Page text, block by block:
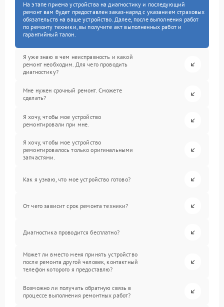
На этапе приема устройства на диагностику и последующий
ремонт вам будет предоставлен заказ-наряд с указанием страховых
обязательств на ваше устройство. Далее, после выполнения работ
по ремонту техники, вы получите акт выполненных работ и
гарантийный талон.
Я уже знаю в чем неисправность и какой
ремонт необходим. Для чего проводить
диагностику?
Мне нужен срочный ремонт. Сможете
сделать?
Я хочу, чтобы мое устройство
ремонтировали при мне.
Я хочу, чтобы мое устройство
ремонтировалось только оригинальными
запчастями.
Как я узнаю, что мое устройство готово?
От чего зависит срок ремонта техники?
Диагностика проводится бесплатно?
Может ли вместо меня принять устройство
после ремонта другой человек, контактный
телефон которого я предоставлю?
Возможно ли получать обратную связь в
процессе выполнения ремонтных работ?